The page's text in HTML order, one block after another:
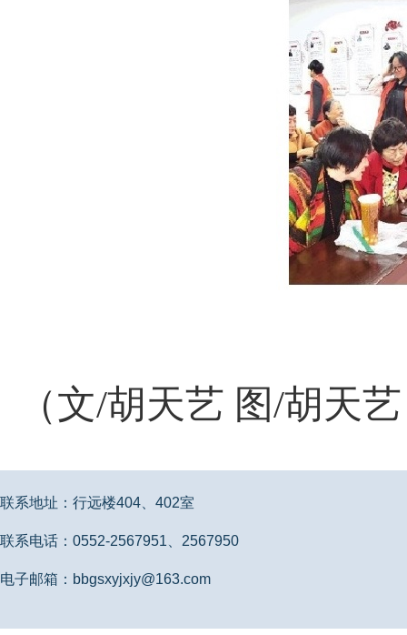
（文/胡天艺 图/胡天
联系地址：行远楼404、402室
联系电话：0552-2567951、2567950
电子邮箱：bbgsxyjxjy@163.com